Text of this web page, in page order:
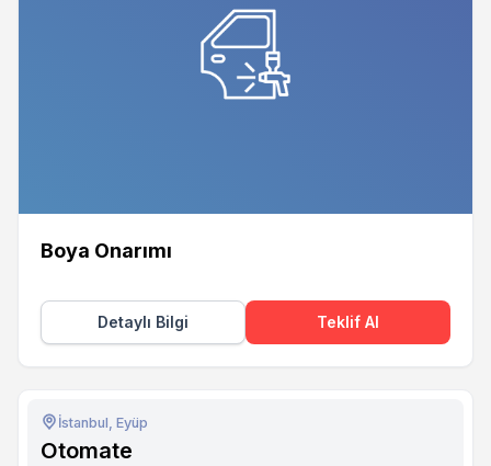
Boya Onarımı
Detaylı Bilgi Teklif Al
İstanbul, Eyüp
Otomate